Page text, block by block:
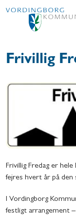
Frivillig
Frivillig Fredag er
fejres hvert år på den
I Vordingborg
festligt arrangement